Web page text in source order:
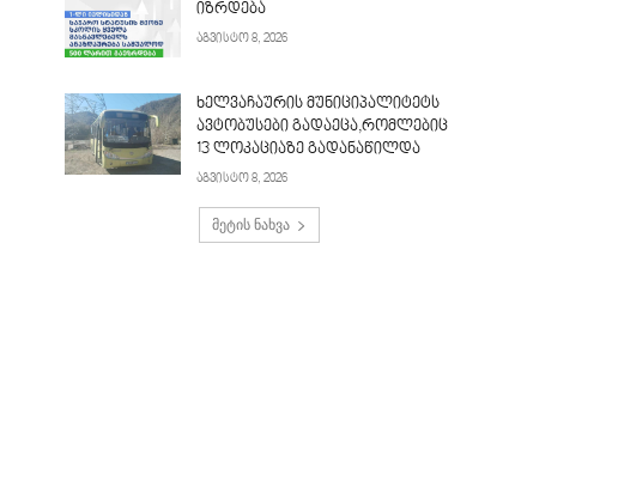
იზრდება
აგვისტო 8, 2026
ხელვაჩაურის მუნიციპალიტეტს
ავტობუსები გადაეცა,რომლებიც
13 ლოკაციაზე გადანაწილდა
აგვისტო 8, 2026
მეტის ნახვა